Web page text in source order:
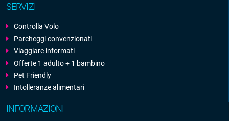
SERVIZI
Controlla Volo
Parcheggi convenzionati
Viaggiare informati
Offerte 1 adulto + 1 bambino
Pet Friendly
Intolleranze alimentari
INFORMAZIONI